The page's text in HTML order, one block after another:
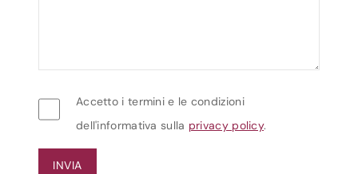
Accetto i termini e le condizioni
dell'informativa sulla privacy policy.